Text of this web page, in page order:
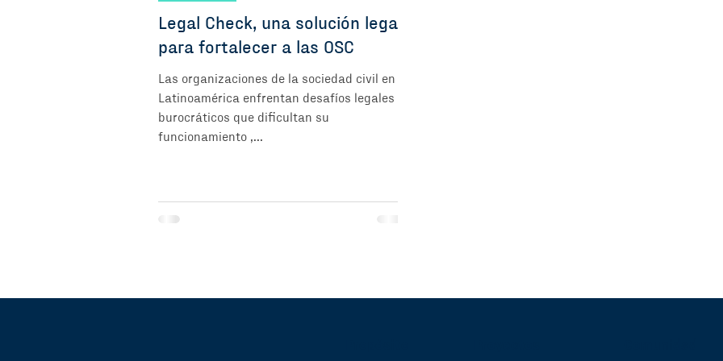
Legal Check, una solución legal
para fortalecer a las OSC
Las organizaciones de la sociedad civil en
Latinoamérica enfrentan desafíos legales y
burocráticos que dificultan su
funcionamiento ,...